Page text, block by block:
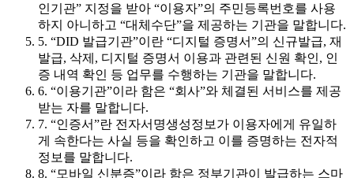
인기관” 지정을 받아 “이용자”의 주민등록번호를 사용
하지 아니하고 “대체수단”을 제공하는 기관을 말합니다.
5. “DID 발급기관”이란 “디지털 증명서”의 신규발급, 재
발급, 삭제, 디지털 증명서 이용과 관련된 신원 확인, 인
증 내역 확인 등 업무를 수행하는 기관을 말합니다.
6. “이용기관”이라 함은 “회사”와 체결된 서비스를 제공
받는 자를 말합니다.
7. “인증서”란 전자서명생성정보가 이용자에게 유일하
게 속한다는 사실 등을 확인하고 이를 증명하는 전자적
정보를 말합니다.
8. “모바일 신분증”이라 함은 정부기관이 발급하는 스마